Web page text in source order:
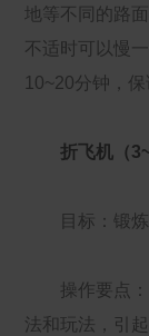
地等不同的路
不适时可以慢
10~20分钟，
折飞机（
目标：锻
操作要点
法和玩法，引